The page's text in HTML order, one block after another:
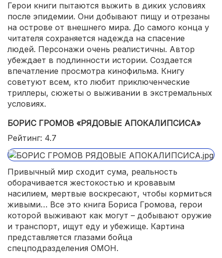
Герои книги пытаются выжить в диких условиях
после эпидемии. Они добывают пищу и отрезаны
на острове от внешнего мира. До самого конца у
читателя сохраняется надежда на спасение
людей. Персонажи очень реалистичны. Автор
убеждает в подлинности истории. Создается
впечатление просмотра кинофильма. Книгу
советуют всем, кто любит приключенческие
триллеры, сюжеты о выживании в экстремальных
условиях.
БОРИС ГРОМОВ «РЯДОВЫЕ АПОКАЛИПСИСА»
Рейтинг: 4.7
Привычный мир сходит сума, реальность
оборачивается жестокостью и кровавым
насилием, мертвые воскресают, чтобы кормиться
живыми… Все это книга Бориса Громова, герои
которой выживают как могут – добывают оружие
и транспорт, ищут еду и убежище. Картина
представляется глазами бойца
спецподразделения ОМОН.